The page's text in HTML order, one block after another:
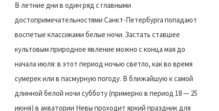
В летние дни в один ряд с главными
достопримечательностями Санкт-Петербурга попадают
воспетые классиками белые ночи. Застать ставшее
культовым природное явление можно с конца мая до
начала июля: в этот период ночью светло, как во время
сумерек или в пасмурную погоду. В ближайшую к самой
длинной белой ночи субботу (примерно в период 18 — 25
июня) в акватории Невы проходит яркий праздник для